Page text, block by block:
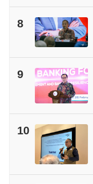
8
9
10